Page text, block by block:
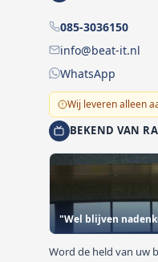
085-3036150
info@beat-it.nl
WhatsApp
Wij leveren alleen
BEKEND VAN
"Wel blijven
Word de held van uw